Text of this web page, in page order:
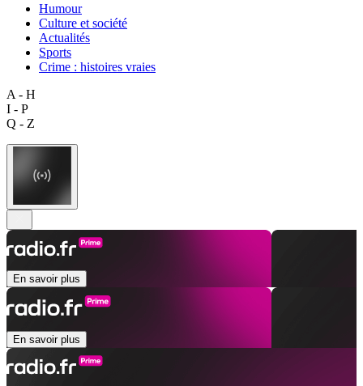
Humour
Culture et société
Actualités
Sports
Crime : histoires vraies
A - H
I - P
Q - Z
En savoir plus
En savoir plus